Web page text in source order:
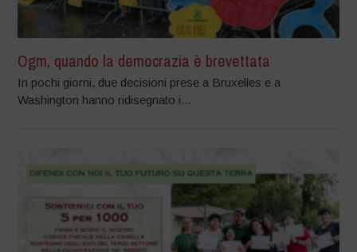
Ogm, quando la democrazia è brevettata
In pochi giorni, due decisioni prese a Bruxelles e a
Washington hanno ridisegnato i...